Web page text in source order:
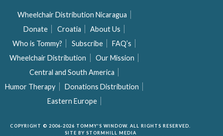
Wheelchair Distribution Nicaragua
Donate
Croatia
About Us
Who is Tommy?
Subscribe
FAQ’s
Wheelchair Distribution
Our Mission
Central and South America
Humor Therapy
Donations Distribution
Eastern Europe
COPYRIGHT © 2006-2026 TOMMY'S WINDOW. ALL RIGHTS RESERVED.
SITE BY STORMHILL MEDIA